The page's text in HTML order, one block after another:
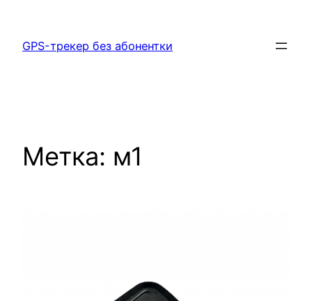
содержимому
GPS-трекер без абонентки
Метка: м1